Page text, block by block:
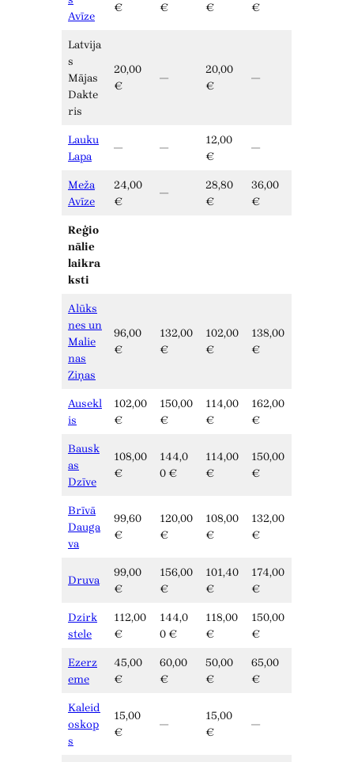
Avīze
€
€
€
€
Latvija
s
Mājas
Dakte
ris
20,00
€
—
20,00
€
—
Lauku
Lapa
— —
12,00
€
—
Meža
Avīze
24,00
€
—
28,80
€
36,00
€
Reģio
nālie
laikra
ksti
Alūks
nes un
Malie
nas
Ziņas
96,00
€
132,00
€
102,00
€
138,00
€
Ausekl
is
102,00
€
150,00
€
114,00
€
162,00
€
Bausk
as
Dzīve
108,00
€
144,0
0 €
114,00
€
150,00
€
Brīvā
Dauga
va
99,60
€
120,00
€
108,00
€
132,00
€
Druva
99,00
€
156,00
€
101,40
€
174,00
€
Dzirk
stele
112,00
€
144,0
0 €
118,00
€
150,00
€
Ezerz
eme
45,00
€
60,00
€
50,00
€
65,00
€
Kaleid
oskop
s
15,00
€
—
15,00
€
—